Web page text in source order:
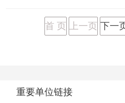
首 页 上一页 下一
重要单位链接